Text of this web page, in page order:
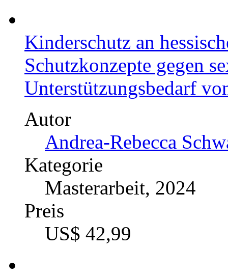
Kinderschutz an
Schutzkonzepte gegen
Unterstützungsbedarf
Autor
Andrea-Rebecca
Kategorie
Masterarbeit, 2024
Preis
US$ 42,99